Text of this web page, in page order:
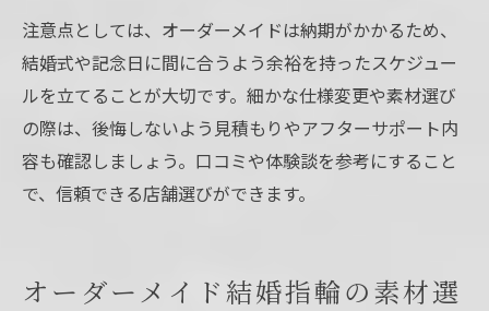
注意点としては、オーダーメイドは納期がかかるため、
結婚式や記念日に間に合うよう余裕を持ったスケジュー
ルを立てることが大切です。細かな仕様変更や素材選び
の際は、後悔しないよう見積もりやアフターサポート内
容も確認しましょう。口コミや体験談を参考にすること
で、信頼できる店舗選びができます。
オーダーメイド結婚指輪の素材選